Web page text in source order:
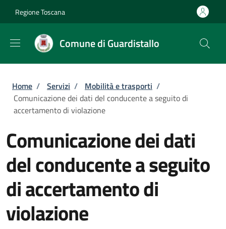
Regione Toscana
Comune di Guardistallo
Briciole di pane
Home / Servizi / Mobilità e trasporti /
Comunicazione dei dati del conducente a seguito di
accertamento di violazione
Comunicazione dei dati
del conducente a seguito
di accertamento di
violazione